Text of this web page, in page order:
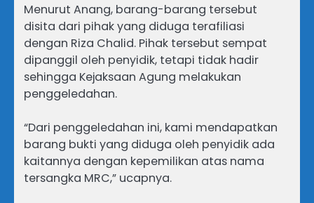
Menurut Anang, barang-barang tersebut
disita dari pihak yang diduga terafiliasi
dengan Riza Chalid. Pihak tersebut sempat
dipanggil oleh penyidik, tetapi tidak hadir
sehingga Kejaksaan Agung melakukan
penggeledahan.
“Dari penggeledahan ini, kami mendapatkan
barang bukti yang diduga oleh penyidik ada
kaitannya dengan kepemilikan atas nama
tersangka MRC,” ucapnya.